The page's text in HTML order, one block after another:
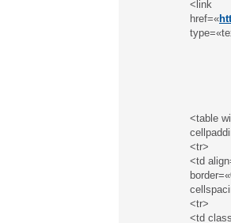
<link
href=«
<table
<tr>
<td
<tr>
<td